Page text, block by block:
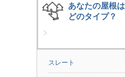
あなたの屋根は
どのタイプ？
スレート